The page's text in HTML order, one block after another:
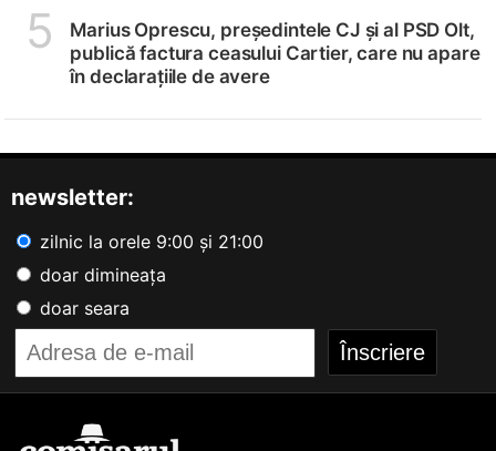
5
Marius Oprescu, președintele CJ și al PSD Olt,
publică factura ceasului Cartier, care nu apare
în declarațiile de avere
newsletter:
zilnic la orele 9:00 și 21:00
doar dimineața
doar seara